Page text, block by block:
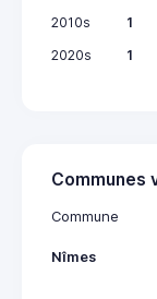
2010s
1
2020s
1
Commune
Nîmes